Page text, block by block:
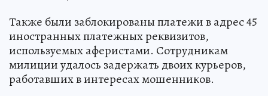
Также были заблокированы платежи в адрес 45
иностранных платежных реквизитов,
используемых аферистами. Сотрудникам
милиции удалось задержать двоих курьеров,
работавших в интересах мошенников.